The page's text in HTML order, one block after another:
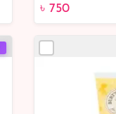
Lotion - Buy
৳ 750